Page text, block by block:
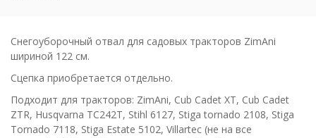
Снегоуборочный отвал для садовых тракторов ZimAni
шириной 122 см.
Сцепка приобретается отдельно.
Подходит для тракторов: ZimAni, Cub Cadet XT, Cub Cadet
ZTR, Husqvarna TC242T, Stihl 6127, Stiga tornado 2108, Stiga
Tornado 7118, Stiga Estate 5102, Villartec (не на все